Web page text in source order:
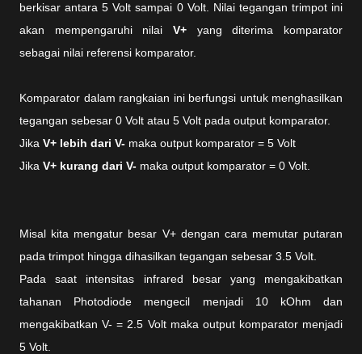
berkisar antara 5 Volt sampai 0 Volt. Nilai tegangan trimpot ini
akan mempengaruhi nilai V+ yang diterima komparator
sebagai nilai referensi komparator.
Komparator dalam rangkaian ini berfungsi untuk menghasilkan
tegangan sebesar 0 Volt atau 5 Volt pada output komparator.
Jika V+ lebih dari V- maka output komparator = 5 Volt
Jika V+ kurang dari V- maka output komparator = 0 Volt.
Misal kita mengatur besar V+ dengan cara memutar putaran
pada trimpot hingga dihasilkan tegangan sebesar 3.5 Volt.
Pada saat intensitas infrared besar yang mengakibatkan
tahanan Photodiode mengecil menjadi 10 kOhm dan
mengakibatkan V- = 2.5 Volt maka output komparator menjadi
5 Volt.